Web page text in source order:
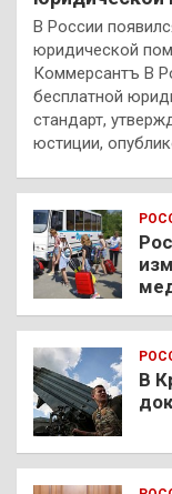
В России
юридической
Коммерсантъ В
бесплатной
стандарт,
юстиции,
В